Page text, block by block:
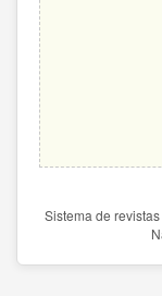
Sistema de